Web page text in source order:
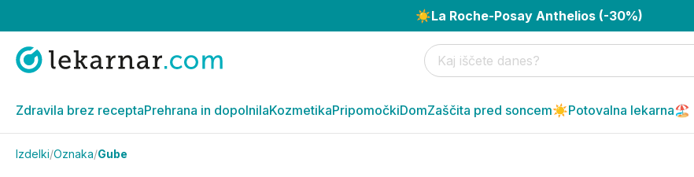
☀️La Roche-Posay Anthelios (-30%)
Zdravila brez receptaPrehrana in dopolnilaKozmetikaPripomočkiDomZaščita pred soncem☀️Potovalna lekarna🏖️
Izdelki/Oznaka/Gube